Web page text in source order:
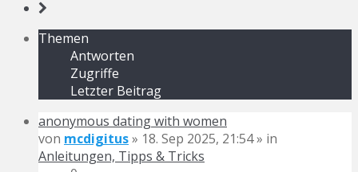
Themen
Antworten
Zugriffe
Letzter Beitrag
anonymous dating with women
von mcdigitus» 18. Sep 2025, 21:54 » in
Anleitungen, Tipps & Tricks